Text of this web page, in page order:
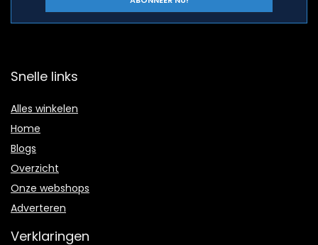
Snelle links
Alles winkelen
Home
Blogs
Overzicht
Onze webshops
Adverteren
Verklaringen